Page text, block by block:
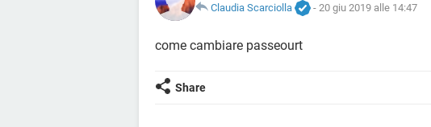
Claudia Scarciolla
- 20 giu 2019 alle 14:47
come cambiare passeourt
Share